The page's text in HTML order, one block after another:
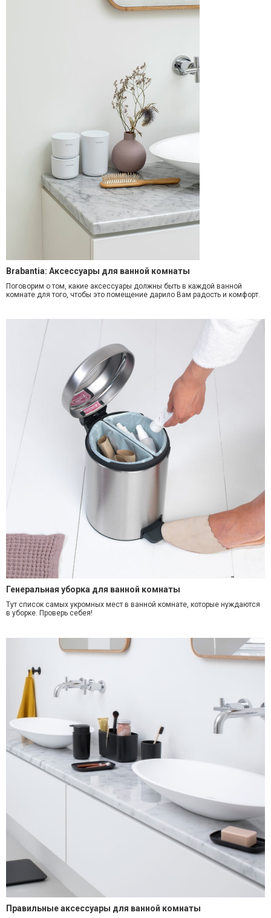
Brabantia: Аксессуары для ванной комнаты
Поговорим о том, какие аксессуары должны быть в каждой ванной
комнате для того, чтобы это помещение дарило Вам радость и комфорт.
Генеральная уборка для ванной комнаты
Тут список самых укромных мест в ванной комнате, которые нуждаются
в уборке. Проверь себея!
Правильные аксессуары для ванной комнаты